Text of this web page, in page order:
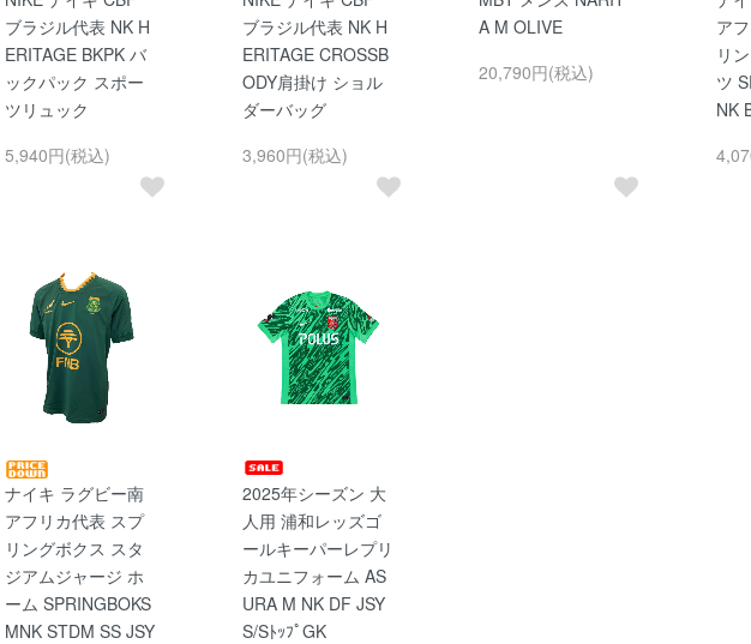
ブラジル代表 NK H
ERITAGE BKPK バ
ックパック スポー
ツリュック
5,940円(税込)
ブラジル代表 NK H
ERITAGE CROSSB
ODY肩掛け ショル
ダーバッグ
3,960円(税込)
A M OLIVE
20,790円(税込)
ア
リ
ツ
NK
ナイキ ラグビー南
アフリカ代表 スプ
リングボクス スタ
ジアムジャージ ホ
ーム SPRINGBOKS
MNK STDM SS JSY
2025年シーズン 大
人用 浦和レッズゴ
ールキーパーレプリ
カユニフォーム AS
URA M NK DF JSY
S/SﾄｯﾌﾟGK